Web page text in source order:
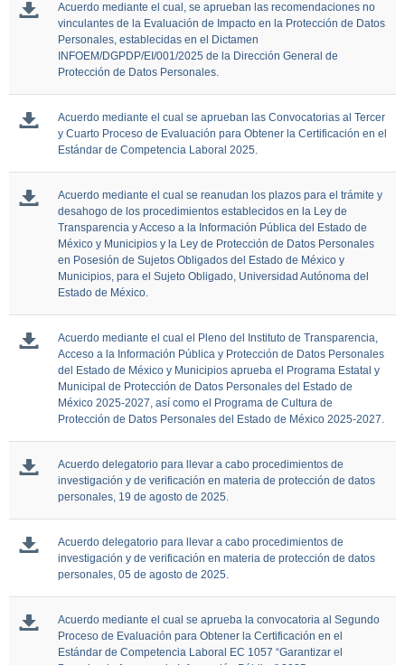
Acuerdo mediante el cual, se aprueban las recomendaciones no
vinculantes de la Evaluación de Impacto en la Protección de Datos
Personales, establecidas en el Dictamen
INFOEM/DGPDP/EI/001/2025 de la Dirección General de
Protección de Datos Personales.
Acuerdo mediante el cual se aprueban las Convocatorias al Tercer
y Cuarto Proceso de Evaluación para Obtener la Certificación en el
Estándar de Competencia Laboral 2025.
Acuerdo mediante el cual se reanudan los plazos para el trámite y
desahogo de los procedimientos establecidos en la Ley de
Transparencia y Acceso a la Información Pública del Estado de
México y Municipios y la Ley de Protección de Datos Personales
en Posesión de Sujetos Obligados del Estado de México y
Municipios, para el Sujeto Obligado, Universidad Autónoma del
Estado de México.
Acuerdo mediante el cual el Pleno del Instituto de Transparencia,
Acceso a la Información Pública y Protección de Datos Personales
del Estado de México y Municipios aprueba el Programa Estatal y
Municipal de Protección de Datos Personales del Estado de
México 2025-2027, así como el Programa de Cultura de
Protección de Datos Personales del Estado de México 2025-2027.
Acuerdo delegatorio para llevar a cabo procedimientos de
investigación y de verificación en materia de protección de datos
personales, 19 de agosto de 2025.
Acuerdo delegatorio para llevar a cabo procedimientos de
investigación y de verificación en materia de protección de datos
personales, 05 de agosto de 2025.
Acuerdo mediante el cual se aprueba la convocatoria al Segundo
Proceso de Evaluación para Obtener la Certificación en el
Estándar de Competencia Laboral EC 1057 “Garantizar el